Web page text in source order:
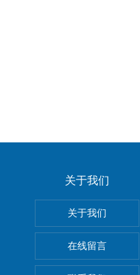
关于我们
关于我们
在线留言